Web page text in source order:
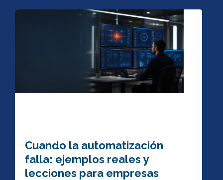
Cuando la automatización
falla: ejemplos reales y
lecciones para empresas